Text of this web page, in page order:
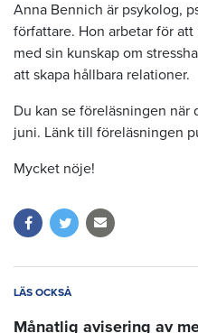
Anna Bennich är psykolog,
författare. Hon arbetar för
med sin kunskap om
att skapa hållbara relationer.
Du kan se föreläsningen
juni. Länk till föreläsningen
Mycket nöje!
LÄS OCKSÅ
Månatlig avisering av